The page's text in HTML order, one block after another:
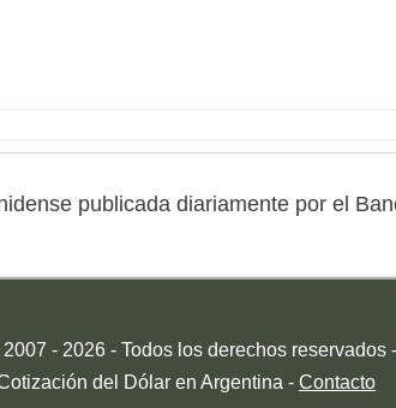
publicada diariamente por el
- 2026 - Todos los derechos reservados -
del Dólar en Argentina -Contacto